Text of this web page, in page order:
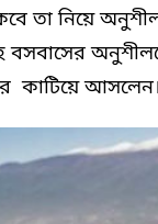
তা নিয়ে
বসবাসের
কাটিয়ে আসলেন।